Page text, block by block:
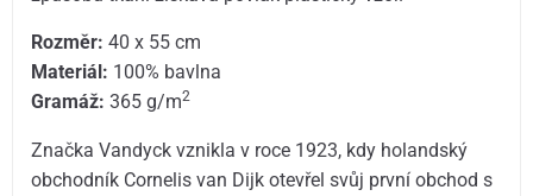
Rozměr: 40 x 55 cm
Materiál: 100% bavlna
Gramáž: 365 g/m2
Značka Vandyck vznikla v roce 1923, kdy holandský
obchodník Cornelis van Dijk otevřel svůj první obchod s